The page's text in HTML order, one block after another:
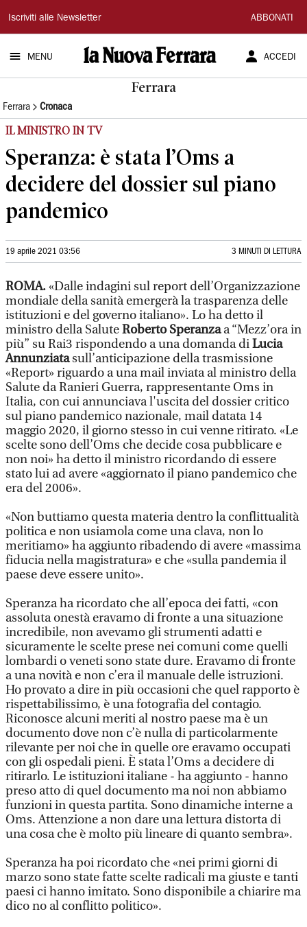
La
Nuova
Ferrara
Iscriviti alle Newsletter ABBONATI
MENU ACCEDI
Ferrara
Ferrara Cronaca
IL MINISTRO IN TV
Speranza: è stata l’Oms a
decidere del dossier sul piano
pandemico
19 aprile 2021 03:56 3 MINUTI DI LETTURA
ROMA.«Dalle indagini sul report dell’Organizzazione
mondiale della sanità emergerà la trasparenza delle
istituzioni e del governo italiano». Lo ha detto il
ministro della SaluteRoberto Speranzaa “Mezz’ora in
più” su Rai3 rispondendo a una domanda diLucia
Annunziatasull’anticipazione della trasmissione
«Report» riguardo a una mail inviata al ministro della
Salute da Ranieri Guerra, rappresentante Oms in
Italia, con cui annunciava l'uscita del dossier critico
sul piano pandemico nazionale, mail datata 14
maggio 2020, il giorno stesso in cui venne ritirato. «Le
scelte sono dell’Oms che decide cosa pubblicare e
non noi» ha detto il ministro ricordando di essere
stato lui ad avere «aggiornato il piano pandemico che
era del 2006».
«Non buttiamo questa materia dentro la conflittualità
politica e non usiamola come una clava, non lo
meritiamo» ha aggiunto ribadendo di avere «massima
fiducia nella magistratura» e che «sulla pandemia il
paese deve essere unito».
Speranza ha ricordato che all’epoca dei fatti, «con
assoluta onestà eravamo di fronte a una situazione
incredibile, non avevamo gli strumenti adatti e
sicuramente le scelte prese nei comuni come quelli
lombardi o veneti sono state dure. Eravamo di fronte
a una novità e non c’era il manuale delle istruzioni.
Ho provato a dire in più occasioni che quel rapporto è
rispettabilissimo, è una fotografia del contagio.
Riconosce alcuni meriti al nostro paese ma è un
documento dove non c’è nulla di particolarmente
rilevante per noi che in quelle ore eravamo occupati
con gli ospedali pieni. È stata l’Oms a decidere di
ritirarlo. Le istituzioni italiane - ha aggiunto - hanno
preso atto di quel documento ma noi non abbiamo
funzioni in questa partita. Sono dinamiche interne a
Oms. Attenzione a non dare una lettura distorta di
una cosa che è molto più lineare di quanto sembra».
Speranza ha poi ricordato che «nei primi giorni di
marzo sono state fatte scelte radicali ma giuste e tanti
paesi ci hanno imitato. Sono disponibile a chiarire ma
dico no al conflitto politico».